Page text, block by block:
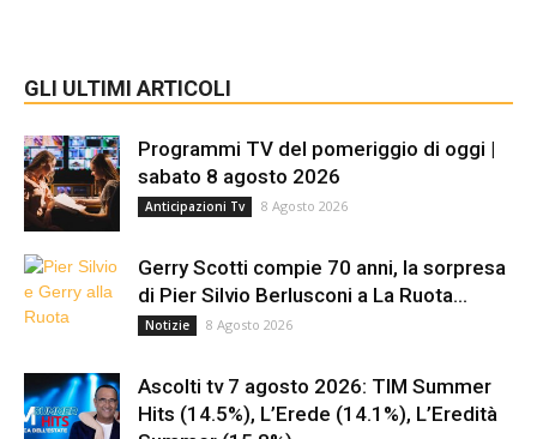
GLI ULTIMI ARTICOLI
Programmi TV del pomeriggio di oggi |
sabato 8 agosto 2026
Anticipazioni Tv 8 Agosto 2026
Gerry Scotti compie 70 anni, la sorpresa
di Pier Silvio Berlusconi a La Ruota...
Notizie 8 Agosto 2026
Ascolti tv 7 agosto 2026: TIM Summer
Hits (14.5%), L’Erede (14.1%), L’Eredità